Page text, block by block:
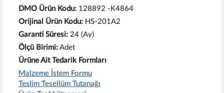
DMO Ürün Kodu: 128892 -K4864
Orijinal Ürün Kodu: HS-201A2
Garanti Süresi: 24 (Ay)
Ölçü Birimi: Adet
Ürüne Ait Tedarik Formları
Malzeme İstem Formu
Teslim Tesellüm Tutanağı